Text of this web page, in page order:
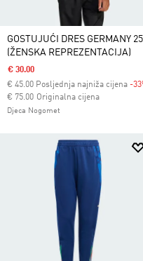
GOSTUJUĆI DRES GERMANY 25
(ŽENSKA REPREZENTACIJA)
€ 30.00
€ 45.00 Posljednja najniža cijena -
Originalna cijena
Cijena umanjena od
€ 75.00za
Djeca Nogomet